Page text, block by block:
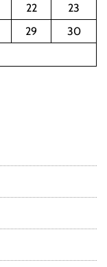
22
23
29
30